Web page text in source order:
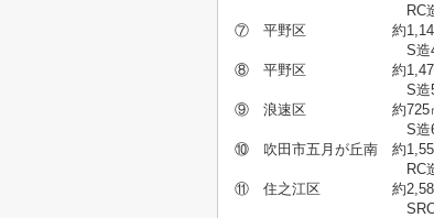
RC造4階
⑦ 平野区 約1,140㎡
S造4階
⑧ 平野区 約1,475㎡
S造5階建 検査
⑨ 浪速区 約725㎡
S造6階
⑩ 吹田市五月が丘南 約
RC造3階
⑪ 住之江区 約2,585㎡
SRC造11階建